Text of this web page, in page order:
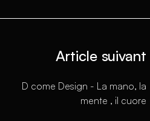
Article suivant
D come Design - La mano, la
mente , il cuore